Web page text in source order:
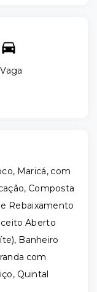
Maricá, com
Composta
Rebaixamento
Aberto
Banheiro
com
Quintal